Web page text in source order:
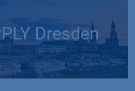
Dresden